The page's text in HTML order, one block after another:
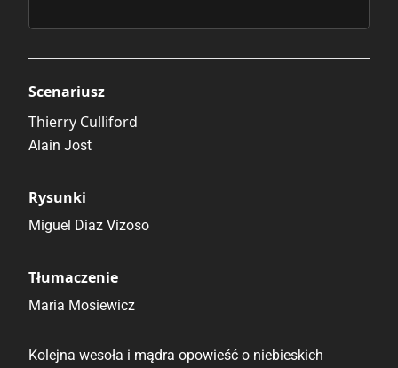
Scenariusz
Thierry Culliford
Alain Jost
Rysunki
Miguel Diaz Vizoso
Tłumaczenie
Maria Mosiewicz
Kolejna wesoła i mądra opowieść o niebieskich